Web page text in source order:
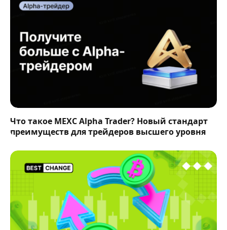
Что такое MEXC Alpha Trader? Новый стандарт
преимуществ для трейдеров высшего уровня